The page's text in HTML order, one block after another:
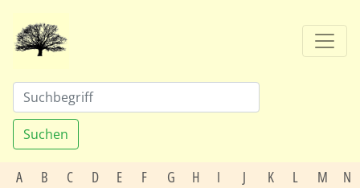
Suchen
A B C D E F G H I J K L M
N